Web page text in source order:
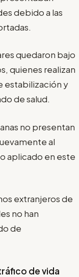
debido a las
quedaron bajo
quienes realizan
estabilización y
de salud.
no presentan
al
aplicado en este
extranjeros de
no han
de
de vida